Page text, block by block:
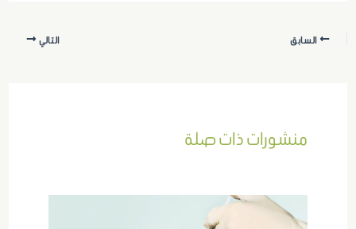
السابق التالي
منشورات ذات صلة